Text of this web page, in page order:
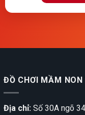
ĐỒ CHƠI MẦM
Địa chỉ: Số 30A ngõ